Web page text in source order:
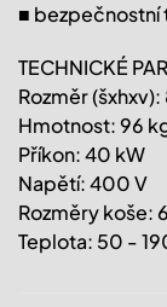
■
TECHNICKÉ
Rozměr
Hmotnost: 96
Příkon: 40 kW
Napětí: 400 V
Rozměry koše:
Teplota: 50 -